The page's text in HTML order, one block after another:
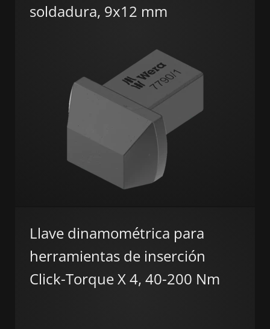
soldadura, 9x12 mm
Llave dinamométrica para
herramientas de inserción
Click-Torque X 4, 40-200 Nm